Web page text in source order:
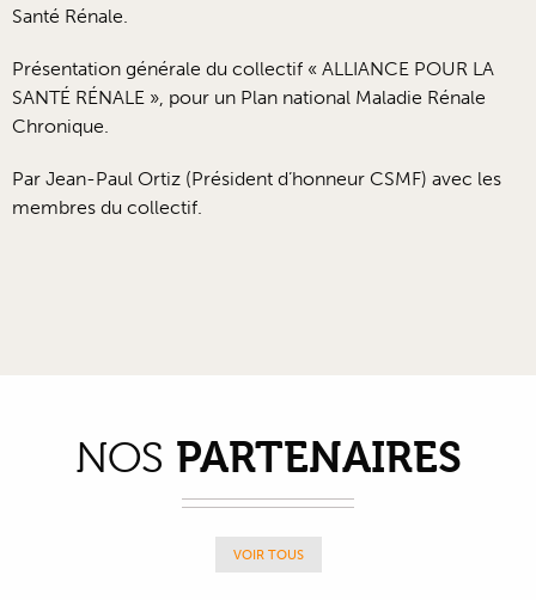
Santé Rénale.
Présentation générale du collectif « ALLIANCE POUR LA
SANTÉ RÉNALE », pour un Plan national Maladie Rénale
Chronique.
Par Jean-Paul Ortiz (Président d’honneur CSMF) avec les
membres du collectif.
NOS PARTENAIRES
VOIR TOUS